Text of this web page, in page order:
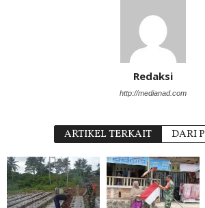
Redaksi
http://medianad.com
ARTIKEL TERKAIT DARI